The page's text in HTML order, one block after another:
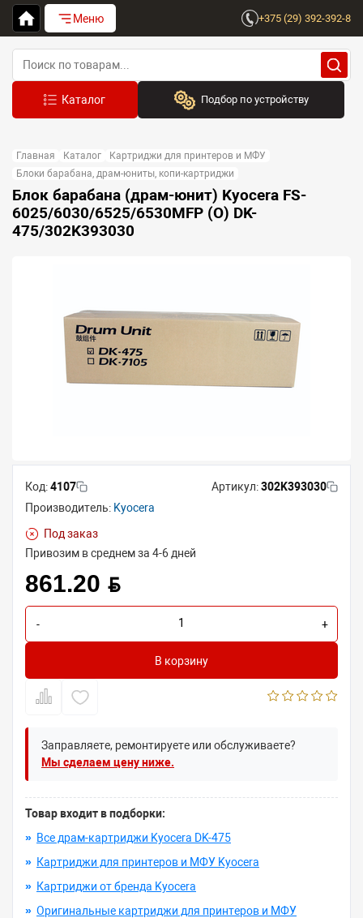
Меню +375 (29) 392-392-8
Подбор по устройству
Выберите бренд
Устройство:
Сначала выберите бренд
Главная Каталог
Картриджи для принтеров и МФУ
Блоки барабана, драм-юниты, копи-картриджи
Блок барабана (драм-юнит) Kyocera FS-
6025/6030/6525/6530MFP (O) DK-
475/302K393030
Код:4107 Артикул:302K393030
Производитель: Kyocera
Под заказ
Привозим в среднем за 4-6 дней
861.20 BYN
- +
В корзину
Заправляете, ремонтируете или обслуживаете?
Мы сделаем цену ниже.
Товар входит в подборки:
» Все драм-картриджи Kyocera DK-475
» Картриджи для принтеров и МФУ Kyocera
» Картриджи от бренда Kyocera
» Оригинальные картриджи для принтеров и МФУ